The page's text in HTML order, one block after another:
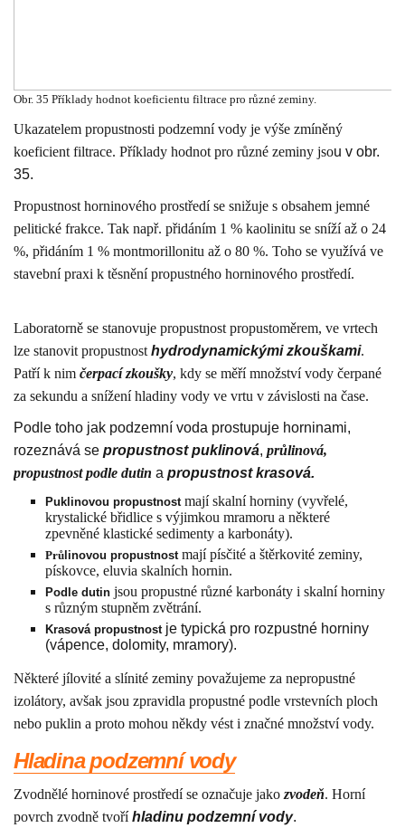
Obr. 35 Příklady hodnot koeficientu filtrace pro různé zeminy.
Ukazatelem propustnosti podzemní vody je výše zmíněný
koeficient filtrace. Příklady hodnot pro různé zeminy jsou v obr.
35.
Propustnost horninového prostředí se snižuje s obsahem jemné
pelitické frakce. Tak např. přidáním 1 % kaolinitu se sníží až o 24
%, přidáním 1 % montmorillonitu až o 80 %. Toho se využívá ve
stavební praxi k těsnění propustného horninového prostředí.
Laboratorně se stanovuje propustnost propustoměrem, ve vrtech
lze stanovit propustnosthydrodynamickými zkouškami.
Patří k nim čerpací zkoušky, kdy se měří množství vody čerpané
za sekundu a snížení hladiny vody ve vrtu v závislosti na čase.
Podle toho jak podzemní voda prostupuje horninami,
rozeznává se propustnost puklinová, průlinová,
propustnost podle dutin a propustnost krasová.
Puklinovou propustnostmají skalní horniny (vyvřelé,
krystalické břidlice s výjimkou mramoru a některé
zpevněné klastické sedimenty a karbonáty).
Prů linovou propustnostmají písčité a štěrkovité zeminy,
pískovce, eluvia skalních hornin.
Podle dutin jsou propustné různé karbonáty i skalní horniny
s různým stupněm zvětrání.
Krasová propustnostje typická pro rozpustné horniny
(vápence, dolomity, mramory).
Některé jílovité a slínité zeminy považujeme za nepropustné
izolátory, avšak jsou zpravidla propustné podle vrstevních ploch
nebo puklin a proto mohou někdy vést i značné množství vody.
Hladina podzemní vody
Zvodnělé horninové prostředí se označuje jakozvodeň. Horní
povrch zvodně tvoříhladinu podzemní vody.